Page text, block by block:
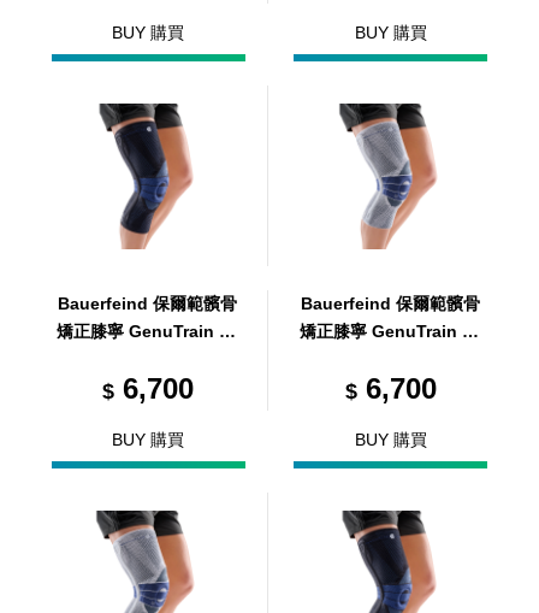
BUY 購買 BUY 購買
Bauerfeind 保爾範髕骨
矯正膝寧 GenuTrain P3
$6,700
BUY 購買
Bauerfeind 保爾範髕骨
矯正膝寧 GenuTrain P3
$6,700
BUY 購買